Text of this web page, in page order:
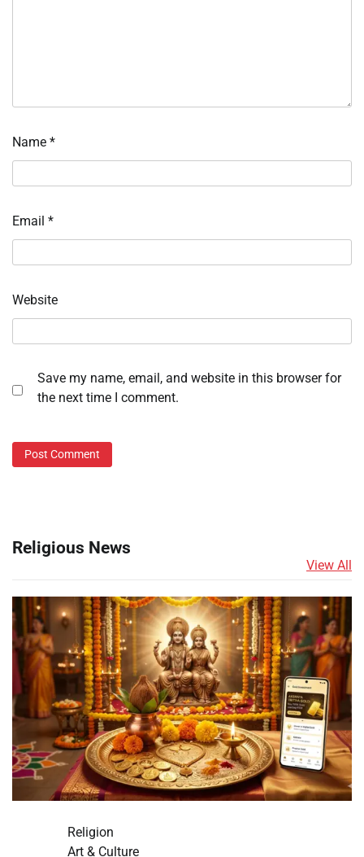
Name *
Email *
Website
Save my name, email, and website in this browser for
the next time I comment.
Religious News
View All
Religion
Art & Culture